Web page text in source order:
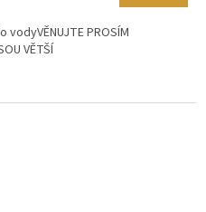
PROSÍM
VĚTŠÍ